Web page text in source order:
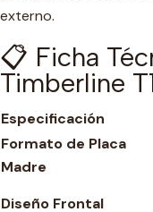
externo.
📋 Ficha
Timberline
Especificación
Formato de Placa
Madre
Diseño Frontal